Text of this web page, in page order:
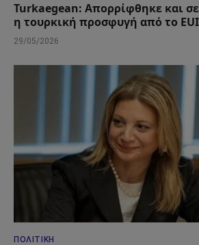
Turkaegean: Απορρίφθηκε και
η τουρκική προσφυγή από το
29/05/2026
ΠΟΛΙΤΙΚΉ